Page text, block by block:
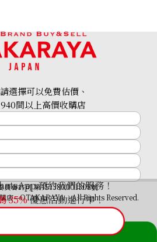
Leaf Coins, 1/4 oz, Set of 6
預約我們的服務！
35%優惠活動進行中！
選擇可以免費估價、
間以上高價收購店
員會許可 第451380001308號
店—OTAKARAYA All Rights Reserved.